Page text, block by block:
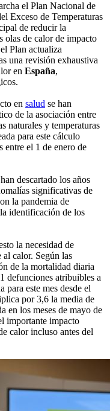
el Plan Nacional de
Exceso de Temperaturas
de reducir la
olas de calor de impacto
Plan actualiza
una revisión exhaustiva
en España,
en salud se han
de la asociación entre
naturales y temperaturas
para este cálculo
entre el 1 de enero de
descartado los años
significativas de
la pandemia de
identificación de los
la necesidad de
calor. Según las
de la mortalidad diaria
defunciones atribuibles a
para este mes desde el
por 3,6 la media de
en los meses de mayo de
importante impacto
calor incluso antes del